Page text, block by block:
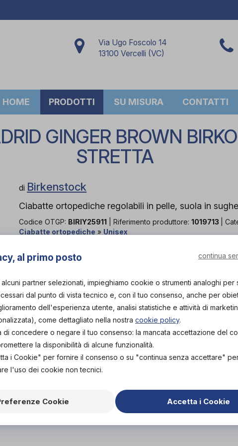
Via Ugo Foscolo 14
13100 Vercelli (VC)
HOME PRODOTTI SU MISURA CONTATTI
GINGER BROWN
STRETTA
di Birkenstock
Ciabatte ortopediche regolabili in pelle, suola in
Codice OTGP: BIRIY25911 | Riferimento produttore:1019713 |
Ciabatte ortopediche » Unisex
Le Ciabatte Ortopediche Madrid Ginger Brown Birko
Realizzate con un cinturino in pelle regolabile color
uso quotidiano. La suola in sughero naturale
ergonomica. Made in Germany, questo modello è
consiglia l'acquisto di un numero in meno rispetto alla
PROVA E ACQUISTA IN
NEGOZIO
DA65,00€
PROVA E NOLEGGIA IN
NEGOZIO
ACQUISTA ONLINE
Scarica il
al primo posto continua
partner selezionati, impieghiamo cookie o strumenti analoghi per
dal punto di vista tecnico e, con il tuo consenso, anche per
dell'esperienza utente, analisi statistiche e attività di
come dettagliato nella nostra cookie policy.
di concedere o negare il tuo consenso: la mancata accettazione del
la disponibilità di alcune funzionalità.
i Cookie" per fornire il consenso o su "continua senza accettare"
l'uso dei cookie non tecnici.
Cookie Accetta i Cookie